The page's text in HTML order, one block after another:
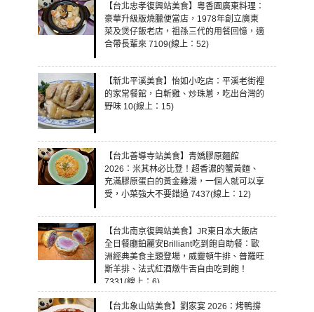
【台北忠孝復興站美食】粵香園廣東料理：
豪華升級版燒臘便當店，1978年創立廣東
菜及煲仔飯老店，祖孫三代的用餐回憶，適
合帶長輩來 7109(線上：52)
【新北平溪美食】怡如小吃店：平溪老街裡
的家常餐館，白斬雞、炒珠蔥，吃出台灣的
野味 10(線上：15)
【台北善導寺站美食】青嬌膠原麵館
2026：米其林必比登！超香濃的蟹黃麵、
充滿膠原蛋白的黃金雞湯，一個人就可以享
受，小菜強大不要錯過 7437(線上：12)
【台北南京復興站美食】JR東日本大飯店
全日餐廳鉑麗安Brilliant吃到飽自助餐：歐
洲經典美食主題登場，威靈頓牛排、普羅旺
斯羊排、法式紅酒燉牛舌自由吃到飽！
7331(線上：6)
【台北象山站美食】劉家宴 2026：烤鴨撐